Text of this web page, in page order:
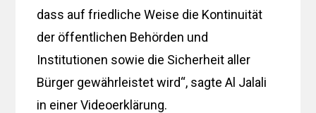
dass auf friedliche Weise die Kontinuität
der öffentlichen Behörden und
Institutionen sowie die Sicherheit aller
Bürger gewährleistet wird“, sagte Al Jalali
in einer Videoerklärung.